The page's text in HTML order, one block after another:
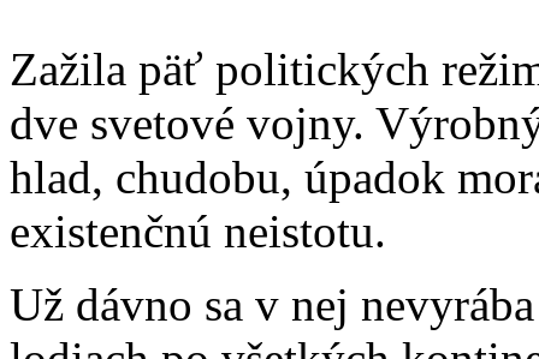
Zažila päť politických
dve svetové vojny.
hlad, chudobu, úpadok
existenčnú neistotu.
Už dávno sa v nej